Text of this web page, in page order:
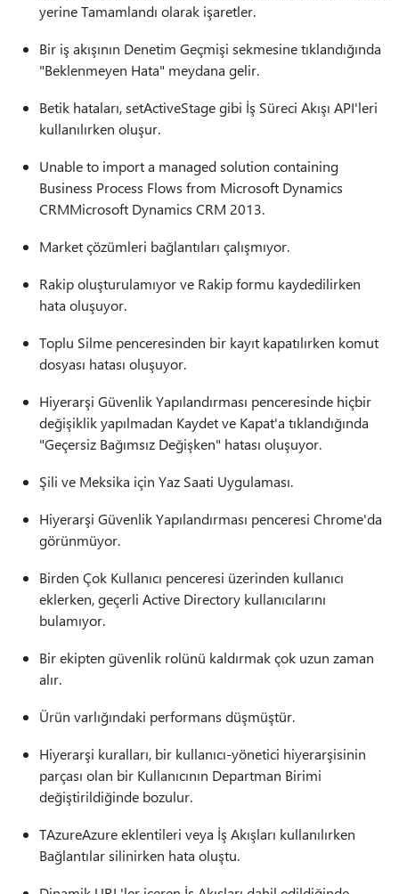
yerine Tamamlandı olarak işaretler.
Bir iş akışının Denetim Geçmişi sekmesine tıklandığında
"Beklenmeyen Hata" meydana gelir.
Betik hataları, setActiveStage gibi İş Süreci Akışı API'leri
kullanılırken oluşur.
Unable to import a managed solution containing
Business Process Flows from Microsoft Dynamics
CRMMicrosoft Dynamics CRM 2013.
Market çözümleri bağlantıları çalışmıyor.
Rakip oluşturulamıyor ve Rakip formu kaydedilirken
hata oluşuyor.
Toplu Silme penceresinden bir kayıt kapatılırken komut
dosyası hatası oluşuyor.
Hiyerarşi Güvenlik Yapılandırması penceresinde hiçbir
değişiklik yapılmadan Kaydet ve Kapat'a tıklandığında
"Geçersiz Bağımsız Değişken" hatası oluşuyor.
Şili ve Meksika için Yaz Saati Uygulaması.
Hiyerarşi Güvenlik Yapılandırması penceresi Chrome'da
görünmüyor.
Birden Çok Kullanıcı penceresi üzerinden kullanıcı
eklerken, geçerli Active Directory kullanıcılarını
bulamıyor.
Bir ekipten güvenlik rolünü kaldırmak çok uzun zaman
alır.
Ürün varlığındaki performans düşmüştür.
Hiyerarşi kuralları, bir kullanıcı-yönetici hiyerarşisinin
parçası olan bir Kullanıcının Departman Birimi
değiştirildiğinde bozulur.
TAzureAzure eklentileri veya İş Akışları kullanılırken
Bağlantılar silinirken hata oluştu.